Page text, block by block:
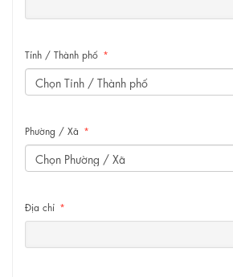
Tỉnh / Thành phố *
Chọn Tỉnh / Thành phố
Phường / Xã *
Chọn Phường / Xã
Địa chỉ *